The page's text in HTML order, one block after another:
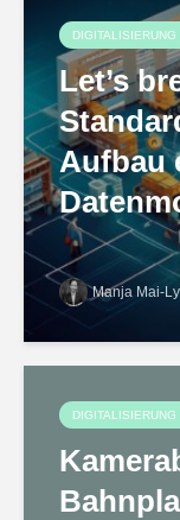
DIGITALISIERUNG
Let’s
Aufbau
Manja Mai-
DIGITALISIERUNG